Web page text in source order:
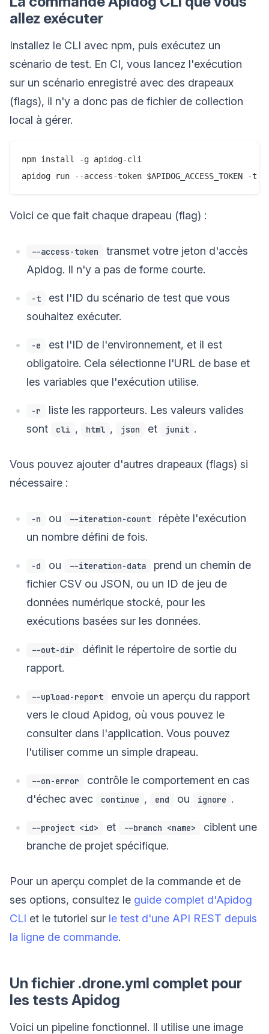
allez exécuter
Installez le CLI avec npm, puis exécutez un
scénario de test. En CI, vous lancez l'exécution
sur un scénario enregistré avec des drapeaux
(flags), il n'y a donc pas de fichier de collection
local à gérer.
npm install -g apidog-cli
Voici ce que fait chaque drapeau (flag) :
--access-token
transmet votre jeton d'accès
Apidog. Il n'y a pas de forme courte.
-t
est l'ID du scénario de test que vous
souhaitez exécuter.
-e
est l'ID de l'environnement, et il est
obligatoire. Cela sélectionne l'URL de base et
les variables que l'exécution utilise.
-r
liste les rapporteurs. Les valeurs valides
sont
cli , html , json et junit .
Vous pouvez ajouter d'autres drapeaux (flags) si
nécessaire :
-n ou --iteration-count
répète l'exécution
un nombre défini de fois.
-d ou --iteration-data
prend un chemin de
fichier CSV ou JSON, ou un ID de jeu de
données numérique stocké, pour les
exécutions basées sur les données.
--out-dir
définit le répertoire de sortie du
rapport.
--upload-report
envoie un aperçu du rapport
vers le cloud Apidog, où vous pouvez le
consulter dans l'application. Vous pouvez
l'utiliser comme un simple drapeau.
--on-error
contrôle le comportement en cas
d'échec avec
continue , end ou ignore .
--project <id> et --branch <name>
ciblent une
branche de projet spécifique.
Pour un aperçu complet de la commande et de
ses options, consultez le guide complet d'Apidog
CLI et le tutoriel sur le test d'une API REST depuis
la ligne de commande.
Un fichier .drone.yml complet pour
les tests Apidog
Voici un pipeline fonctionnel. Il utilise une image